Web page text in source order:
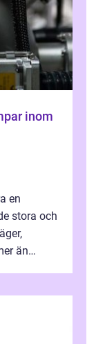
inom
en
stora och
än